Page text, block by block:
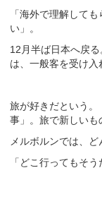
「海外で理解して
い」。
12月半ば日本へ戻
は、一般客を受け入
旅が好きだという
事」。旅で新しいも
メルボルンでは、
「どこ行ってもそ